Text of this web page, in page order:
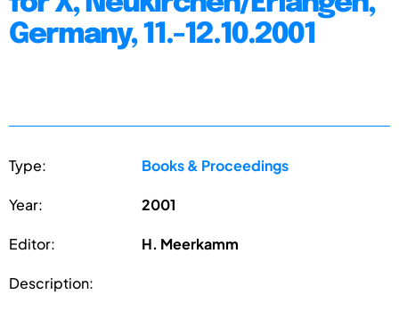
Germany, 11.-12.10.2001
Type: Books & Proceedings
Year: 2001
Editor: H. Meerkamm
Description: